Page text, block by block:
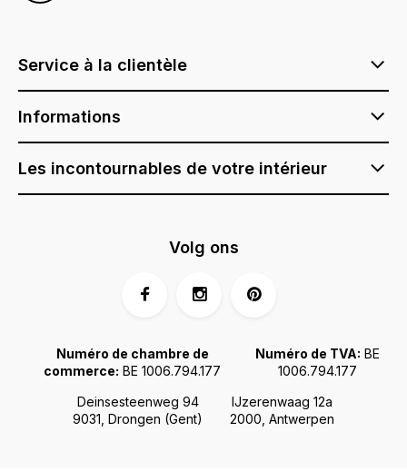
Service à la clientèle
Informations
Les incontournables de votre intérieur
Deinsesteenweg 94
9031, Drongen (Gent)
IJzerenwaag 12a
2000, Antwerpen
Numéro de chambre de
commerce: BE 1006.794.177
Numéro de TVA: BE
1006.794.177
Volg ons